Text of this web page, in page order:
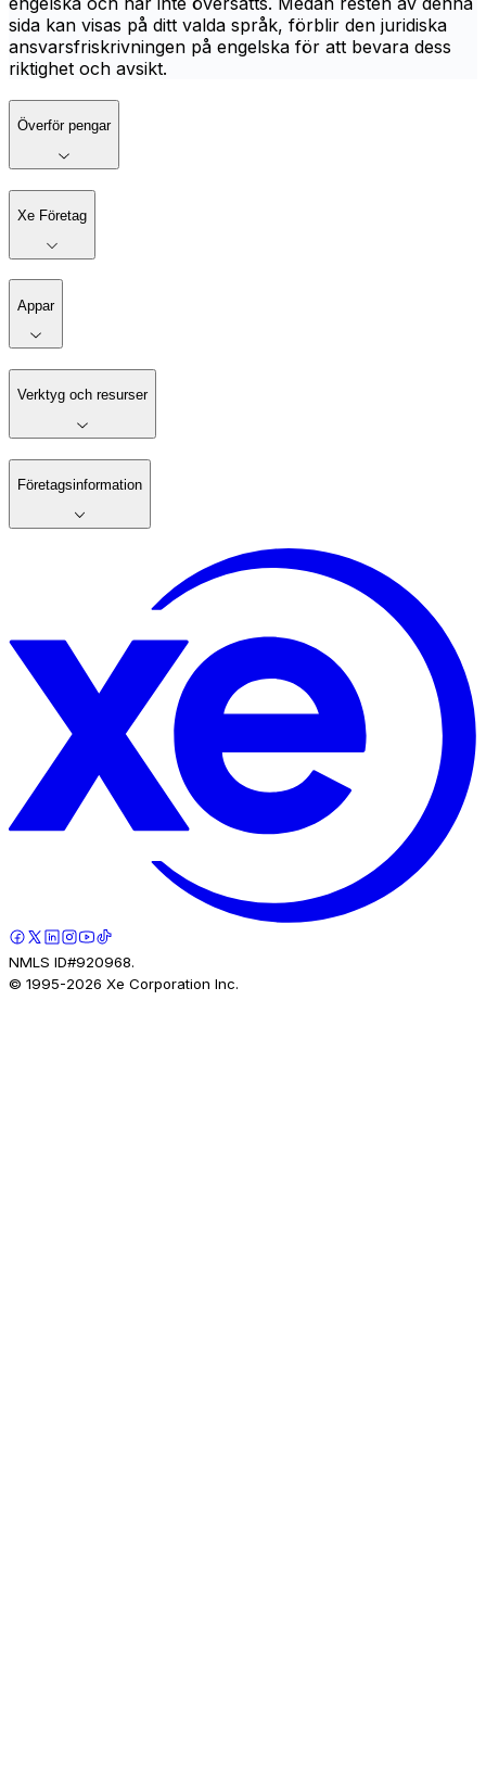
sida kan visas på ditt valda språk, förblir den juridiska
ansvarsfriskrivningen på engelska för att bevara dess
riktighet och avsikt.
Överför pengar
Xe Företag
Appar
Verktyg och resurser
Företagsinformation
NMLS ID#920968.
© 1995-2026 Xe Corporation Inc.